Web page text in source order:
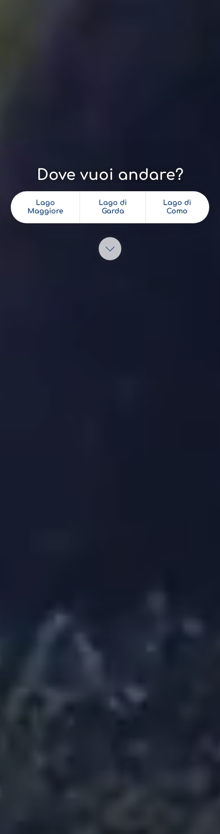
Dove vuoi andare?
Lago
Maggiore
Lago di
Garda
Lago di
Como